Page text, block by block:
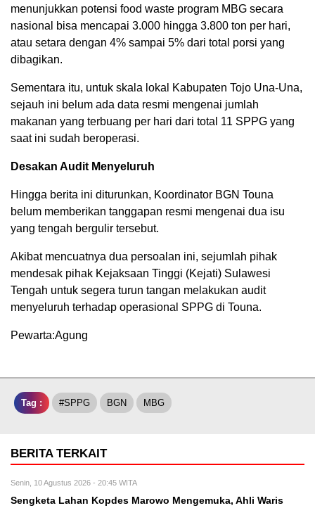
menunjukkan potensi food waste program MBG secara
nasional bisa mencapai 3.000 hingga 3.800 ton per hari,
atau setara dengan 4% sampai 5% dari total porsi yang
dibagikan.
Sementara itu, untuk skala lokal Kabupaten Tojo Una-Una,
sejauh ini belum ada data resmi mengenai jumlah
makanan yang terbuang per hari dari total 11 SPPG yang
saat ini sudah beroperasi.
Desakan Audit Menyeluruh
Hingga berita ini diturunkan, Koordinator BGN Touna
belum memberikan tanggapan resmi mengenai dua isu
yang tengah bergulir tersebut.
Akibat mencuatnya dua persoalan ini, sejumlah pihak
mendesak pihak Kejaksaan Tinggi (Kejati) Sulawesi
Tengah untuk segera turun tangan melakukan audit
menyeluruh terhadap operasional SPPG di Touna.
Pewarta:Agung
Tag : #SPPG BGN MBG
BERITA TERKAIT
Senin, 10 Agustus 2026 - 20:45 WITA
Sengketa Lahan Kopdes Marowo Mengemuka, Ahli Waris